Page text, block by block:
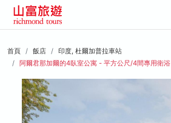
首頁 飯店
印度, 杜爾加普拉車站
阿爾君那加爾的4臥室公寓 - 平方公尺/4間專用衛浴